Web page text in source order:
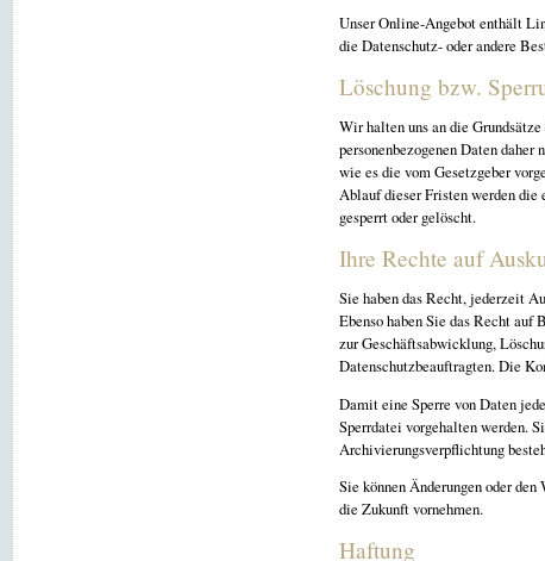
Unser Online-Angebot enthält
die Datenschutz- oder andere
Löschung bzw.
Wir halten uns an die
personenbezogenen Daten
wie es die vom Gesetzgeber
Ablauf dieser Fristen werden die
gesperrt oder gelöscht.
Ihre Rechte auf
Sie haben das Recht, jederzeit
Ebenso haben Sie das Recht auf
zur Geschäftsabwicklung,
Datenschutzbeauftragten. Die
Damit eine Sperre von Daten
Sperrdatei vorgehalten werden.
Archivierungsverpflichtung
Sie können Änderungen oder
die Zukunft vornehmen.
Haftung